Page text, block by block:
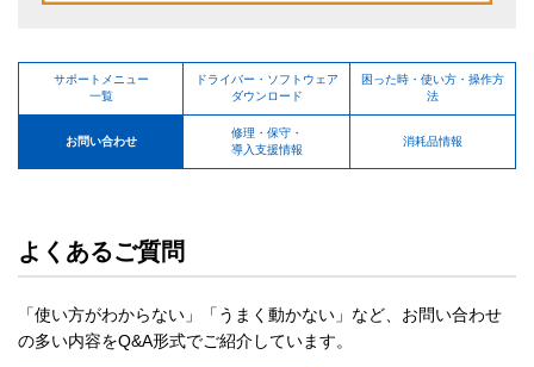
サポートメニュー
一覧
ドライバー・ソフトウェア
ダウンロード
困った時・使い方・操作方
法
お問い合わせ
修理・保守・
導入支援情報
消耗品情報
よくあるご質問
「使い方がわからない」「うまく動かない」など、お問い合わせ
の多い内容をQ&A形式でご紹介しています。